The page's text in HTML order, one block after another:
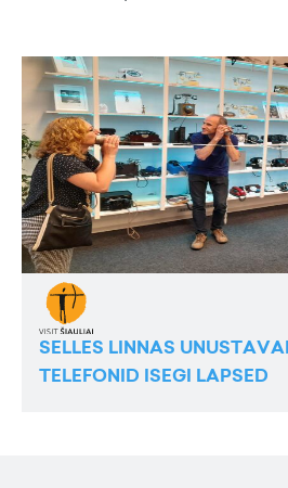
SELLES LINNAS
TELEFONID ISEGI LAPSED